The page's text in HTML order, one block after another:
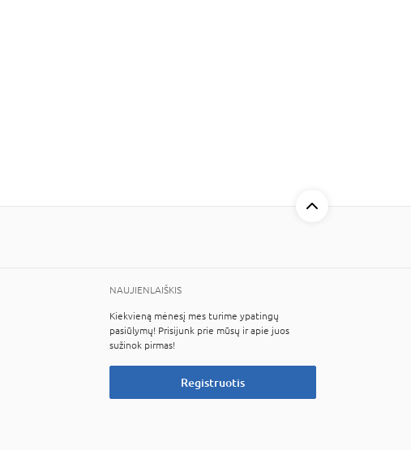
NAUJIENLAIŠKIS
Kiekvieną mėnesį mes turime ypatingų
pasiūlymų! Prisijunk prie mūsų ir apie juos
sužinok pirmas!
Registruotis